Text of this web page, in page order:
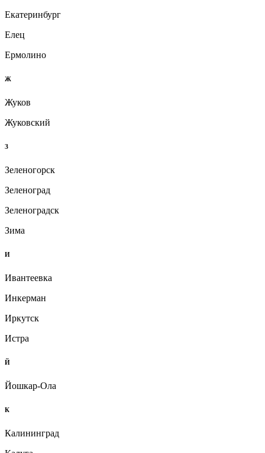
Екатеринбург
Елец
Ермолино
Ж
Жуков
Жуковский
З
Зеленогорск
Зеленоград
Зеленоградск
Зима
И
Ивантеевка
Инкерман
Иркутск
Истра
Й
Йошкар-Ола
К
Калининград